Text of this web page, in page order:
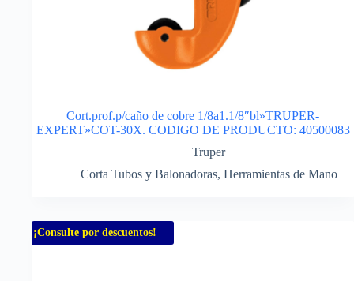
Cort.prof.p/caño de cobre 1/8a1.1/8″bl»TRUPER-
EXPERT»COT-30X. CODIGO DE PRODUCTO: 40500083
Truper
Corta Tubos y Balonadoras, Herramientas de Mano
¡Consulte por descuentos!